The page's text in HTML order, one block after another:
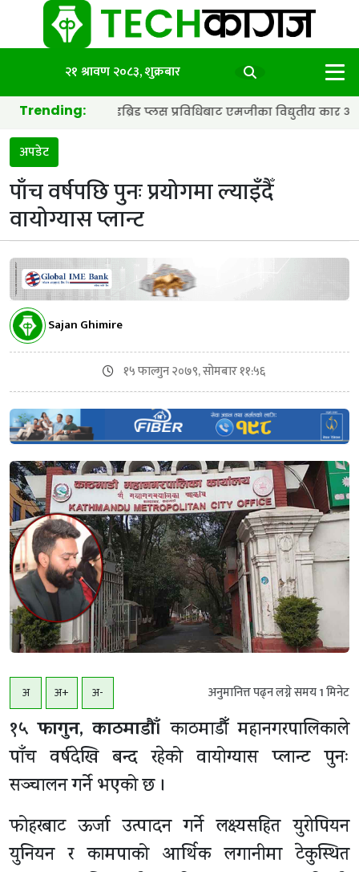
२१ श्रावण २०८३, शुक्रबार
Trending:
र हाइब्रिड प्लस प्रविधिबाट एमजीका विद्युतीय कार अझ छिटा र
अपडेट
पाँच वर्षपछि पुनः प्रयोगमा ल्याइँदैँ
वायोग्यास प्लान्ट
Sajan Ghimire
१५ फाल्गुन २०७९, सोमबार ११:५६
अ अ+ अ- अनुमानित्त पढ्न लग्ने समय1मिनेट
१५ फागुन, काठमाडाैँ। काठमाडौँ महानगरपालिकाले
पाँच वर्षदेखि बन्द रहेको वायोग्यास प्लान्ट पुनः
सञ्चालन गर्ने भएको छ ।
फोहरबाट ऊर्जा उत्पादन गर्ने लक्ष्यसहित युरोपियन
युनियन र कामपाको आर्थिक लगानीमा टेकुस्थित